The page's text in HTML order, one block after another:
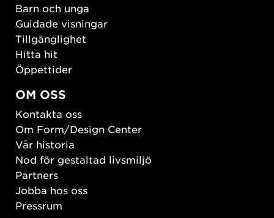
Barn och unga
Guidade visningar
Tillgänglighet
Hitta hit
Öppettider
OM OSS
Kontakta oss
Om Form/Design Center
Vår historia
Nod för gestaltad livsmiljö
Partners
Jobba hos oss
Pressrum